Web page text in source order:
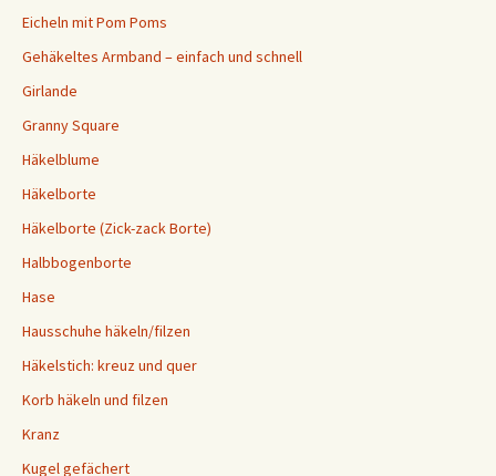
Eicheln mit Pom Poms
Gehäkeltes Armband – einfach und schnell
Girlande
Granny Square
Häkelblume
Häkelborte
Häkelborte (Zick-zack Borte)
Halbbogenborte
Hase
Hausschuhe häkeln/filzen
Häkelstich: kreuz und quer
Korb häkeln und filzen
Kranz
Kugel gefächert